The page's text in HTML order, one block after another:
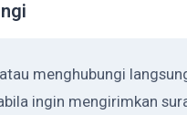
menghubungi
ingin mengirimkan